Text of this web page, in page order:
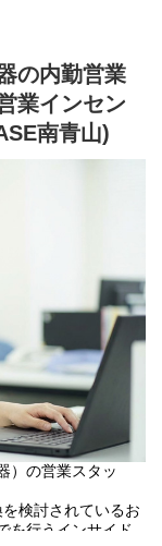
場を支える役割
拠点の事務社員が
営業職の社員から
工事に集中できる
い人、キンライサ
る環境を求めてい
す。
昇格するチャンス
給・昇格の可能性
るための休暇制度
す。
象期間内に2回取得
り）
さまへのサービス
の内勤営業
業インセン
南青山)
）の営業スタッ
検討されているお
を行うインサイド